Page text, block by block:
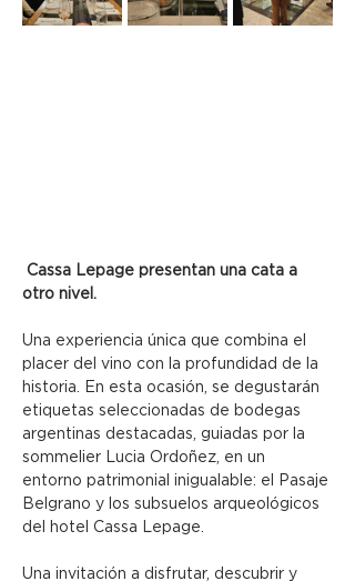
otro nivel.
Una experiencia única que combina el
placer del vino con la profundidad de la
historia. En esta ocasión, se degustarán
etiquetas seleccionadas de bodegas
argentinas destacadas, guiadas por la
sommelier Lucia Ordoñez, en un
entorno patrimonial inigualable: el Pasaje
Belgrano y los subsuelos arqueológicos
del hotel Cassa Lepage.
Una invitación a disfrutar, descubrir y